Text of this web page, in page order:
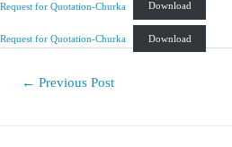
Request for Quotation-Churka Download
Request for Quotation-Churka Download
← Previous Post